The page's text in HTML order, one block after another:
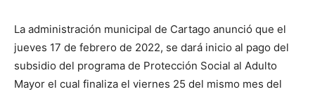
La administración municipal de Cartago anunció que el
jueves 17 de febrero de 2022, se dará inicio al pago del
subsidio del programa de Protección Social al Adulto
Mayor el cual finaliza el viernes 25 del mismo mes del